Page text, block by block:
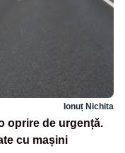
Ionuț Nichita
oprire de urgență.
cu mașini